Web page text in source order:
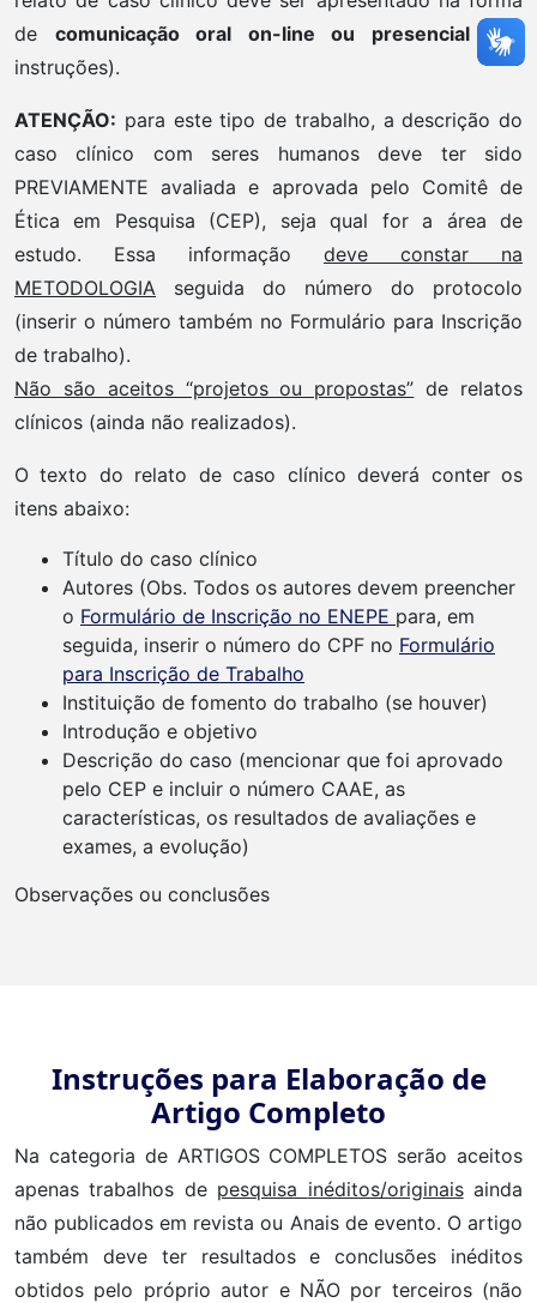
de comunicação oral on-line ou presencial(ver
instruções).
ATENÇÃO: para este tipo de trabalho, a descrição do
caso clínico com seres humanos deve ter sido
PREVIAMENTE avaliada e aprovada pelo Comitê de
Ética em Pesquisa (CEP), seja qual for a área de
estudo. Essa informação deve constar na
METODOLOGIA seguida do número do protocolo
(inserir o número também no Formulário para Inscrição
de trabalho).
Não são aceitos “projetos ou propostas” de relatos
clínicos (ainda não realizados).
O texto do relato de caso clínico deverá conter os
itens abaixo:
Título do caso clínico
Autores (Obs. Todos os autores devem preencher
o Formulário de Inscrição no ENEPE para, em
seguida, inserir o número do CPF no Formulário
para Inscrição de Trabalho
Instituição de fomento do trabalho (se houver)
Introdução e objetivo
Descrição do caso (mencionar que foi aprovado
pelo CEP e incluir o número CAAE, as
características, os resultados de avaliações e
exames, a evolução)
Observações ou conclusões
Instruções para Elaboração de
Artigo Completo
Na categoria de ARTIGOS COMPLETOS serão aceitos
apenas trabalhos de pesquisa inéditos/originaisainda
não publicados em revista ou Anais de evento. O artigo
também deve ter resultados e conclusões inéditos
obtidos pelo próprio autor e NÃO por terceiros (não